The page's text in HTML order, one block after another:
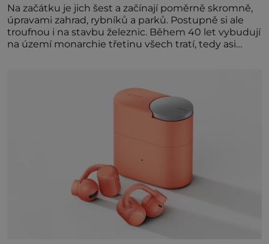
Na začátku je jich šest a začínají poměrně skromně,
úpravami zahrad, rybníků a parků. Postupně si ale
troufnou i na stavbu železnic. Během 40 let vybudují
na území monarchie třetinu všech tratí, tedy asi